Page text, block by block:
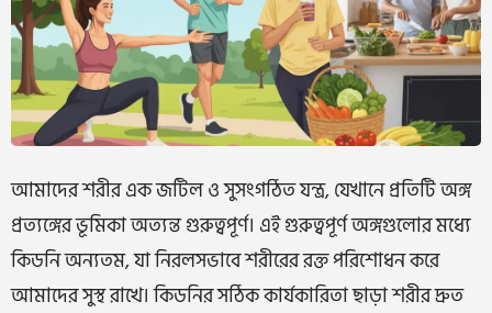
আমাদের শরীর এক জটিল ও সুসংগঠিত যন্ত্র, যেখানে প্রতিটি অঙ্গ
প্রত্যঙ্গের ভূমিকা অত্যন্ত গুরুত্বপূর্ণ। এই গুরুত্বপূর্ণ অঙ্গগুলোর মধ্যে
কিডনি অন্যতম, যা নিরলসভাবে শরীরের রক্ত পরিশোধন করে
আমাদের সুস্থ রাখে। কিডনির সঠিক কার্যকারিতা ছাড়া শরীর দ্রুত